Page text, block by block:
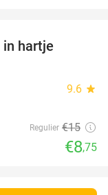
in hartje
9.6 star
Regulier €15
€8,75